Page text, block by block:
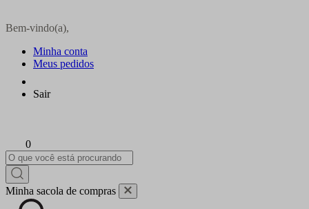
Bem-vindo(a),
Minha conta
Meus pedidos
Sair
0
Minha sacola de compras